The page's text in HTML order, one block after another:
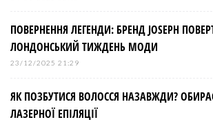
ПОВЕРНЕННЯ ЛЕГЕНДИ: БРЕНД JOSEPH
ЛОНДОНСЬКИЙ ТИЖДЕНЬ МОДИ
23/12/2025 21:29
ЯК ПОЗБУТИСЯ ВОЛОССЯ НАЗАВЖДИ?
ЛАЗЕРНОЇ ЕПІЛЯЦІЇ